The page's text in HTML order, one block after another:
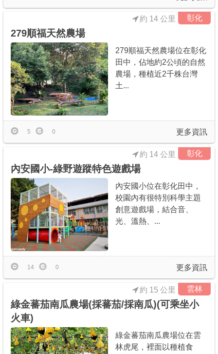
彰化
約 14 公里
279順福天然農場
279順福天然農場位在彰化
田中，佔地約2公頃的自然
農場，種植近2千株台灣
土...
更多資訊
5 0
彰化
約 14 公里
內安國小-綠野遊蹤特色遊戲場
內安國小位在彰化田中，
校園內有很特別科學主題
創意遊戲場，結合音、
光、溫熱、...
更多資訊
14 0
雲林
約 15 公里
綠金蕃茄南瓜農場(採蕃茄/採南瓜)(可乘坐小
火車)
綠金蕃茄南瓜農場位在雲
林虎尾，裡面以種植食